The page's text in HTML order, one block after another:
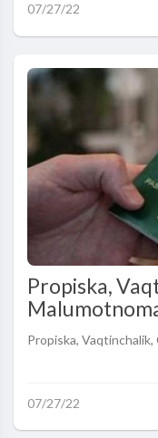
07/27/22
Propiska,
Propiska,
07/27/22